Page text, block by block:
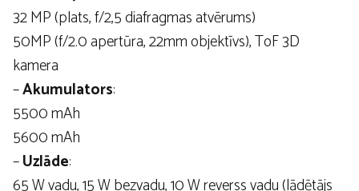
32 MP (plats, f/2,5 diafragmas atvērums)
50MP (f/2.0 apertūra, 22mm objektīvs), ToF 3D
kamera
–Akumulators:
5500 mAh
5600 mAh
–Uzlāde:
65 W vadu, 15 W bezvadu, 10 W reverss vadu (lādētājs